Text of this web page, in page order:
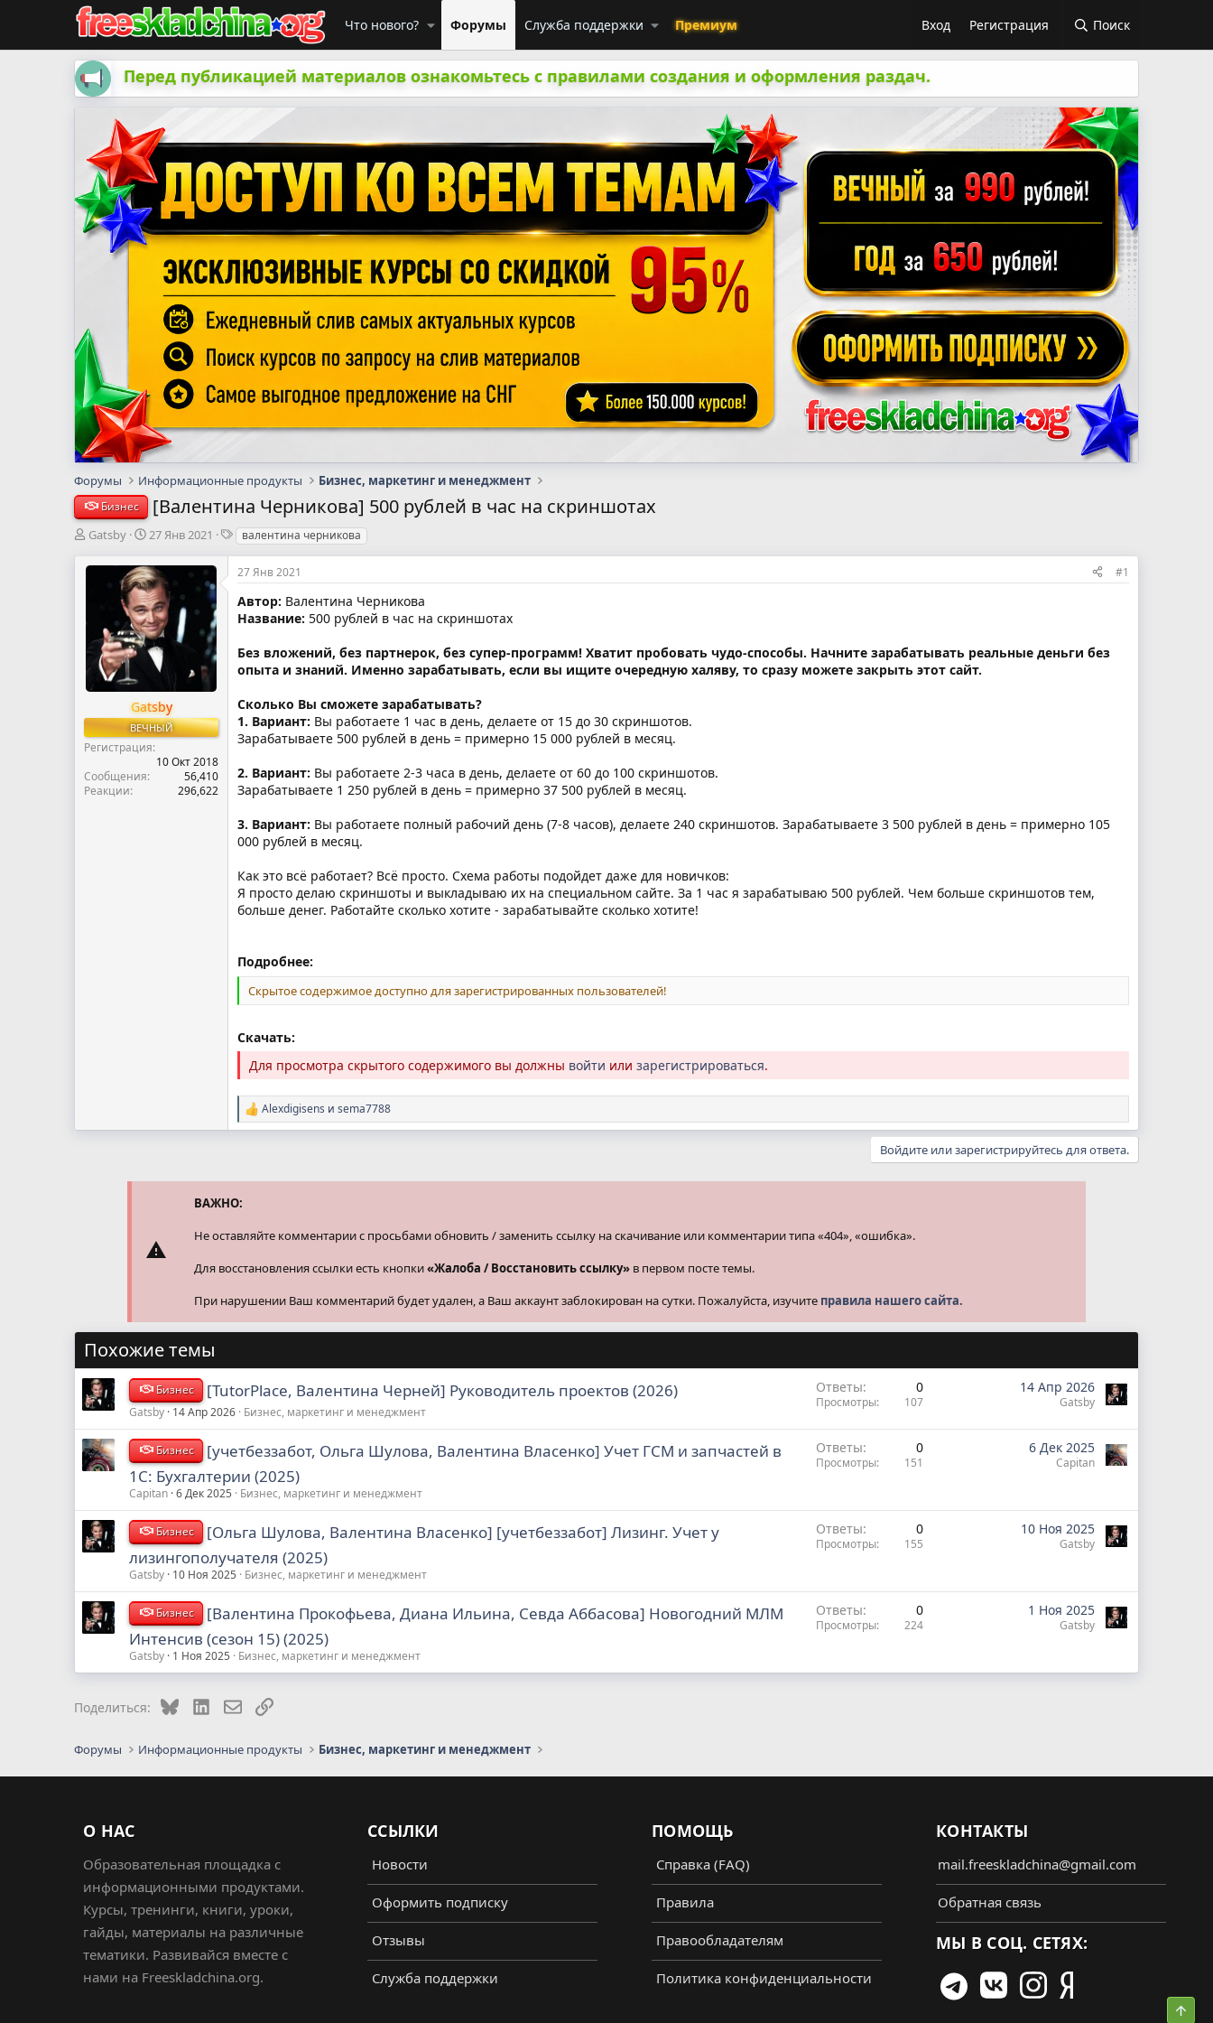
Что нового? Форумы Служба поддержки Премиум Вход Регистрация Поиск
Перед публикацией материалов ознакомьтесь с правилами создания и оформления раздач.
Форумы Информационные продукты Бизнес, маркетинг и менеджмент
Бизнес [Валентина Черникова] 500 рублей в час на скриншотах
А
т
м
Gatsby
Д
т
а
н
а
ч
а
л
27 Янв 2021
Т
г
и
валентина черникова
Gatsby
ВЕЧНЫЙ
Регистрация
10 Окт 2018
Сообщения
56,410
Реакции
296,622
27 Янв 2021 #1
Автор: Валентина Черникова
Название: 500 рублей в час на скриншотах
Без вложений, без партнерок, без супер-программ! Хватит пробовать чудо-способы. Начните зарабатывать реальные деньги без
опыта и знаний. Именно зарабатывать, если вы ищите очередную халяву, то сразу можете закрыть этот сайт.
Сколько Вы сможете зарабатывать?
1. Вариант: Вы работаете 1 час в день, делаете от 15 до 30 скриншотов.
Зарабатываете 500 рублей в день = примерно 15 000 рублей в месяц.
2. Вариант: Вы работаете 2-3 часа в день, делаете от 60 до 100 скриншотов.
Зарабатываете 1 250 рублей в день = примерно 37 500 рублей в месяц.
3. Вариант: Вы работаете полный рабочий день (7-8 часов), делаете 240 скриншотов. Зарабатываете 3 500 рублей в день = примерно 105
000 рублей в месяц.
Как это всё работает? Всё просто. Схема работы подойдет даже для новичков:
Я просто делаю скриншоты и выкладываю их на специальном сайте. За 1 час я зарабатываю 500 рублей. Чем больше скриншотов тем,
больше денег. Работайте сколько хотите - зарабатывайте сколько хотите!
Подробнее:
Скрытое содержимое доступно для зарегистрированных пользователей!
Скачать:
Для просмотра скрытого содержимого вы должны войти или зарегистрироваться.
Р
е
и
Alexdigisens и sema7788
Войдите или зарегистрируйтесь для ответа.
ВАЖНО:
Не оставляйте комментарии с просьбами обновить / заменить ссылку на скачивание или комментарии типа «404», «ошибка».
Для восстановления ссылки есть кнопки«Жалоба / Восстановить ссылку» в первом посте темы.
При нарушении Ваш комментарий будет удален, а Ваш аккаунт заблокирован на сутки. Пожалуйста, изучите правила нашего сайта.
Похожие темы
Бизнес [TutorPlace, Валентина Черней] Руководитель проектов (2026)
Gatsby 14 Апр 2026 Бизнес, маркетинг и менеджмент
Ответы 0
Просмотры 107
14 Апр 2026
Gatsby
Бизнес
[учетбеззабот, Ольга Шулова, Валентина Власенко] Учет ГСМ и запчастей в
1С: Бухгалтерии (2025)
Capitan 6 Дек 2025 Бизнес, маркетинг и менеджмент
Ответы 0
Просмотры 151
6 Дек 2025
Capitan
Бизнес
[Ольга Шулова, Валентина Власенко] [учетбеззабот] Лизинг. Учет у
лизингополучателя (2025)
Gatsby 10 Ноя 2025 Бизнес, маркетинг и менеджмент
Ответы 0
Просмотры 155
10 Ноя 2025
Gatsby
Бизнес
[Валентина Прокофьева, Диана Ильина, Севда Аббасова] Новогодний МЛМ
Интенсив (сезон 15) (2025)
Gatsby 1 Ноя 2025 Бизнес, маркетинг и менеджмент
Ответы 0
Просмотры 224
1 Ноя 2025
Gatsby
Поделиться: BlueskyLinkedInЭлектронная почта
Ссылка
Форумы Информационные продукты Бизнес, маркетинг и менеджмент
О НАС
Образовательная площадка с
информационными продуктами.
Курсы, тренинги, книги, уроки,
гайды, материалы на различные
тематики. Развивайся вместе с
нами на Freeskladchina.org.
ССЫЛКИ
Новости
Оформить подписку
Отзывы
Служба поддержки
ПОМОЩЬ
Справка (FAQ)
Правила
Правообладателям
Политика конфиденциальности
КОНТАКТЫ
mail.freeskladchina@gmail.com
Обратная связь
МЫ В СОЦ. СЕТЯХ: